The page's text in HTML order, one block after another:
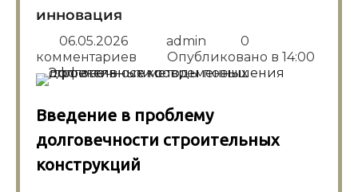
инновация
06.05.2026 admin
0
комментариев
Опубликовано в 14:00
Введение в проблему
долговечности строительных
конструкций